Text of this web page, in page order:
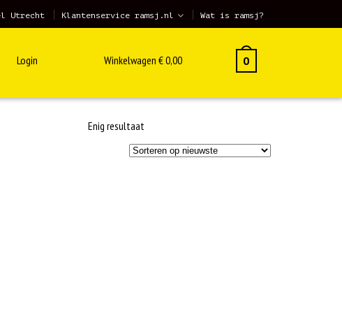
Utrecht Klantenservice ramsj.nl Wat is ramsj?
Login Winkelwagen €0,00 0
Enig resultaat